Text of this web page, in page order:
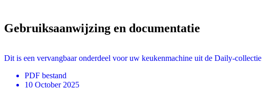
Gebruiksaanwijzing en documentatie
Dit is een vervangbaar onderdeel voor uw keukenmachine uit de Daily-collectie
PDF bestand
10 October 2025